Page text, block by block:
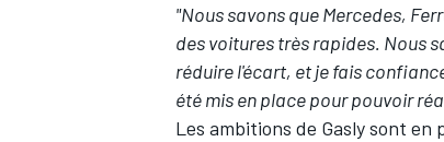
"Nous savons queMercedes,
des voitures très rapides. Nous
réduire l'écart, et je fais
été mis en place pour pouvoir
Les ambitions de Gasly sont